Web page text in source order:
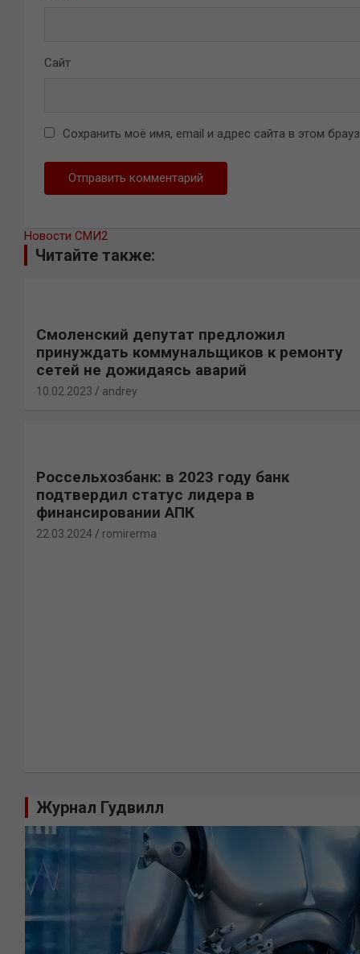
Сайт
Сохранить моё имя, email и адрес сайта в этом
Новости СМИ2
Читайте также:
Смоленский депутат предложил
принуждать коммунальщиков к ремонту
сетей не дожидаясь аварий
10.02.2023 andrey
Россельхозбанк: в 2023 году банк
подтвердил статус лидера в
финансировании АПК
22.03.2024 romirerma
Журнал Гудвилл